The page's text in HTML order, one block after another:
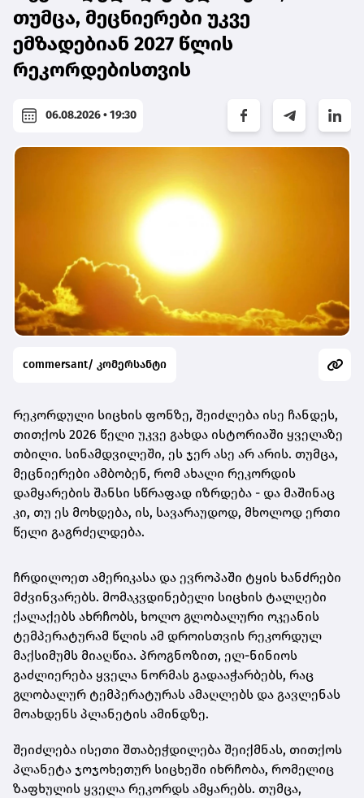
თუმცა, მეცნიერები უკვე
ემზადებიან 2027 წლის
რეკორდებისთვის
06.08.2026 • 19:30
commersant/ კომერსანტი
რეკორდული სიცხის ფონზე, შეიძლება ისე ჩანდეს,
თითქოს 2026 წელი უკვე გახდა ისტორიაში ყველაზე
თბილი. სინამდვილეში, ეს ჯერ ასე არ არის. თუმცა,
მეცნიერები ამბობენ, რომ ახალი რეკორდის
დამყარების შანსი სწრაფად იზრდება - და მაშინაც
კი, თუ ეს მოხდება, ის, სავარაუდოდ, მხოლოდ ერთი
წელი გაგრძელდება.
ჩრდილოეთ ამერიკასა და ევროპაში ტყის ხანძრები
მძვინვარებს. მომაკვდინებელი სიცხის ტალღები
ქალაქებს ახრჩობს, ხოლო გლობალური ოკეანის
ტემპერატურამ წლის ამ დროისთვის რეკორდულ
მაქსიმუმს მიაღწია. პროგნოზით, ელ-ნინიოს
გაძლიერება ყველა ნორმას გადააჭარბებს, რაც
გლობალურ ტემპერატურას ამაღლებს და გავლენას
მოახდენს პლანეტის ამინდზე.
შეიძლება ისეთი შთაბეჭდილება შეიქმნას, თითქოს
პლანეტა ჯოჯოხეთურ სიცხეში იხრჩობა, რომელიც
ზაფხულის ყველა რეკორდს ამყარებს. თუმცა,